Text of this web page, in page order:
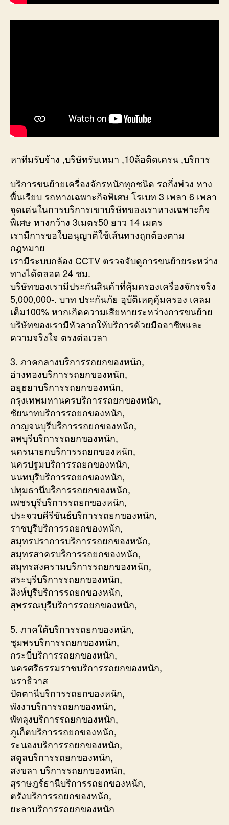
หาทีมรับจ้าง ,บริษัทรับเหมา ,10ล้อติดเครน ,บริการ
บริการขนย้ายเครื่องจักรหนักทุกชนิด รถกึ่งพ่วง หาง
พื้นเรียบ รถหางเฉพาะกิจพิเศษ โรเบท 3 เพลา 6 เพลา
จุดเด่นในการบริการเขาบริษัทของเราหางเฉพาะกิจ
พิเศษ หางกว้าง 3เมตร50 ยาว 14 เมตร
เรามีการขอใบอนุญาติใช้เส้นทางถูกต้องตาม
กฎหมาย
เรามีระบบกล้อง CCTV ตรวจจับดูการขนย้ายระหว่าง
ทางได้ตลอด 24 ชม.
บริษัทของเรามีประกันสินค้าที่คุ้มครองเครื่องจักรจริง
5,000,000-. บาท ประกันภัย อุบัติเหตุคุ้มครอง เคลม
เต็ม100% หากเกิดความเสียหายระหว่างการขนย้าย
บริษัทของเรามีหัวลากให้บริการด้วยมืออาชีพและ
ความจริงใจ ตรงต่อเวลา
3. ภาคกลางบริการรถยกของหนัก,
อ่างทองบริการรถยกของหนัก,
อยุธยาบริการรถยกของหนัก,
กรุงเทพมหานครบริการรถยกของหนัก,
ชัยนาทบริการรถยกของหนัก,
กาญจนบุรีบริการรถยกของหนัก,
ลพบุรีบริการรถยกของหนัก,
นครนายกบริการรถยกของหนัก,
นครปฐมบริการรถยกของหนัก,
นนทบุรีบริการรถยกของหนัก,
ปทุมธานีบริการรถยกของหนัก,
เพชรบุรีบริการรถยกของหนัก,
ประจวบคีรีขันธ์บริการรถยกของหนัก,
ราชบุรีบริการรถยกของหนัก,
สมุทรปราการบริการรถยกของหนัก,
สมุทรสาครบริการรถยกของหนัก,
สมุทรสงครามบริการรถยกของหนัก,
สระบุรีบริการรถยกของหนัก,
สิงห์บุรีบริการรถยกของหนัก,
สุพรรณบุรีบริการรถยกของหนัก,
5. ภาคใต้บริการรถยกของหนัก,
ชุมพรบริการรถยกของหนัก,
กระบี่บริการรถยกของหนัก,
นครศรีธรรมราชบริการรถยกของหนัก,
นราธิวาส
ปัตตานีบริการรถยกของหนัก,
พังงาบริการรถยกของหนัก,
พัทลุงบริการรถยกของหนัก,
ภูเก็ตบริการรถยกของหนัก,
ระนองบริการรถยกของหนัก,
สตูลบริการรถยกของหนัก,
สงขลา บริการรถยกของหนัก,
สุราษฎร์ธานีบริการรถยกของหนัก,
ตรังบริการรถยกของหนัก,
ยะลาบริการรถยกของหนัก